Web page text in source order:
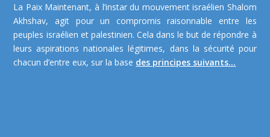
La Paix Maintenant, à l’instar du mouvement israélien Shalom
Akhshav, agit pour un compromis raisonnable entre les
peuples israélien et palestinien. Cela dans le but de répondre à
leurs aspirations nationales légitimes, dans la sécurité pour
chacun d’entre eux, sur la base des principes suivants...